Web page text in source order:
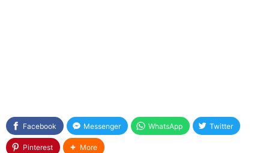
Facebook Messenger WhatsApp Twitter
Pinterest More